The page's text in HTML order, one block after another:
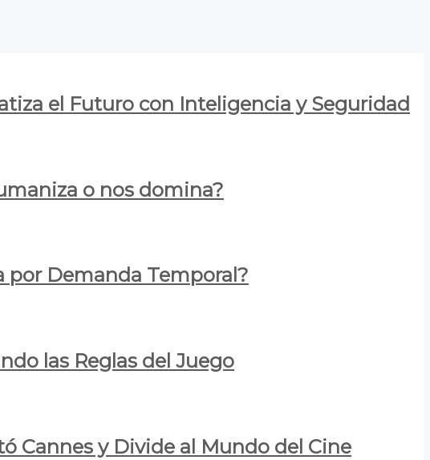
el Futuro con Inteligencia y Seguridad
o nos domina?
por Demanda Temporal?
las Reglas del Juego
Cannes y Divide al Mundo del Cine